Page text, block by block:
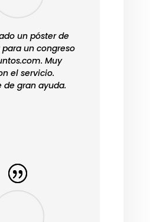
un póster de
un congreso
Muy
el servicio.
de gran ayuda.